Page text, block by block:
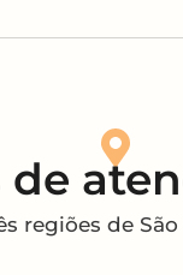
de
regiões de